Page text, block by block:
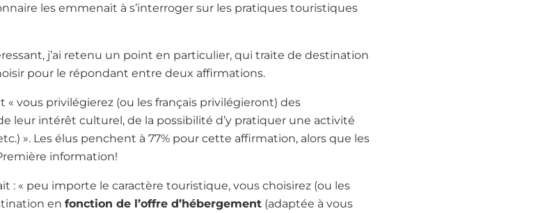
les emmenait à s’interroger sur les pratiques touristiques
j’ai retenu un point en particulier, qui traite de destination
pour le répondant entre deux affirmations.
vous privilégierez (ou les français privilégieront) des
leur intérêt culturel, de la possibilité d’y pratiquer une activité
». Les élus penchent à 77% pour cette affirmation, alors que les
information!
: « peu importe le caractère touristique, vous choisirez (ou les
en fonction de l’offre d’hébergement (adaptée à vous